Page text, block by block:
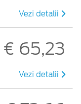
Vezi detalii
€ 65,23
Vezi detalii